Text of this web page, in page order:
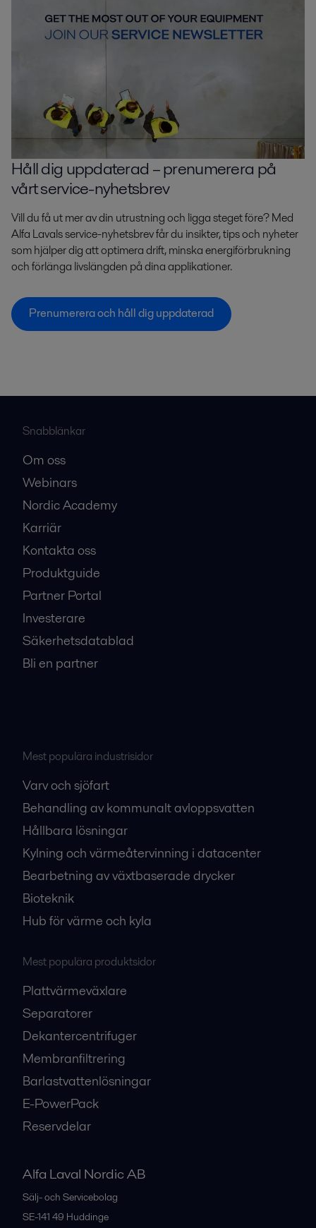
Håll dig uppdaterad – prenumerera på
vårt service-nyhetsbrev
Vill du få ut mer av din utrustning och ligga steget före? Med
Alfa Lavals service-nyhetsbrev får du insikter, tips och nyheter
som hjälper dig att optimera drift, minska energiförbrukning
och förlänga livslängden på dina applikationer.
Prenumerera och håll dig uppdaterad
Snabblänkar
Om oss
Webinars
Nordic Academy
Karriär
Kontakta oss
Produktguide
Partner Portal
Investerare
Säkerhetsdatablad
Bli en partner
Mest populära industrisidor
Varv och sjöfart
Behandling av kommunalt avloppsvatten
Hållbara lösningar
Kylning och värmeåtervinning i datacenter
Bearbetning av växtbaserade drycker
Bioteknik
Hub för värme och kyla
Mest populära produktsidor
Plattvärmeväxlare
Separatorer
Dekantercentrifuger
Membranfiltrering
Barlastvattenlösningar
E-PowerPack
Reservdelar
Alfa Laval Nordic AB
Sälj- och Servicebolag
SE-141 49 Huddinge